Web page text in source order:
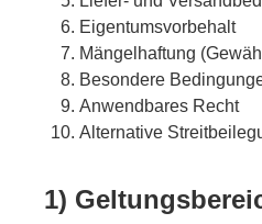
Eigentumsvorbehalt
Mängelhaftung
Besondere
Anwendbares Recht
Alternative
1)